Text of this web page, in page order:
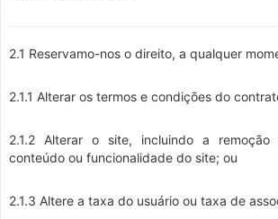
2.1 Reservamo-nos o direito, a qualquer
2.1.1 Alterar os termos e condições do
2.1.2 Alterar o site, incluindo a
conteúdo ou funcionalidade do site; ou
2.1.3 Altere a taxa do usuário ou taxa de